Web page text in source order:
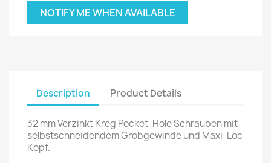
NOTIFY ME WHEN AVAILABLE
Description Product Details
32 mm Verzinkt Kreg Pocket-Hole Schrauben mit
selbstschneidendem Grobgewinde und Maxi-Loc
Kopf.